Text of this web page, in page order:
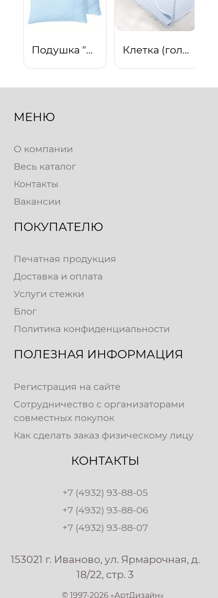
Подушка "Комфорт" (светло-голубой) Клетка (голубой)
МЕНЮ
О компании
Весь каталог
Контакты
Вакансии
ПОКУПАТЕЛЮ
Печатная продукция
Доставка и оплата
Услуги стежки
Блог
Политика конфиденциальности
ПОЛЕЗНАЯ ИНФОРМАЦИЯ
Регистрация на сайте
Сотрудничество с организаторами
совместных покупок
Как сделать заказ физическому лицу
КОНТАКТЫ
+7 (4932) 93-88-05
+7 (4932) 93-88-06
+7 (4932) 93-88-07
153021 г. Иваново, ул. Ярмарочная, д.
18/22, стр. 3
© 1997-2026 «АртДизайн»